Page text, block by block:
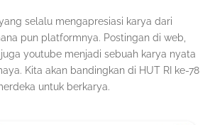
selalu mengapresiasi karya dari
pun platformnya. Postingan di web,
youtube menjadi sebuah karya nyata
Kita akan bandingkan di HUT RI ke-78
untuk berkarya.